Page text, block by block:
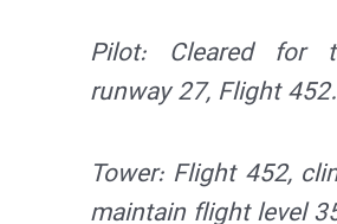
Pilot: Cleared for
runway 27, Flight 452.
Tower: Flight 452,
maintain flight level